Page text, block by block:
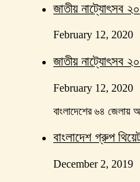
জাতীয় নাট্যোৎসব
February 12, 2020
জাতীয় নাট্যোৎসব
February 12, 2020
বাংলাদেশের ৬৪
বাংলাদেশ গ্রুপ
December 2, 2019